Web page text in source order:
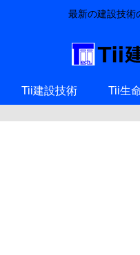
最新の建設技術
Tii建設技術 Tii生